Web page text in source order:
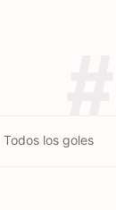
Todos los goles